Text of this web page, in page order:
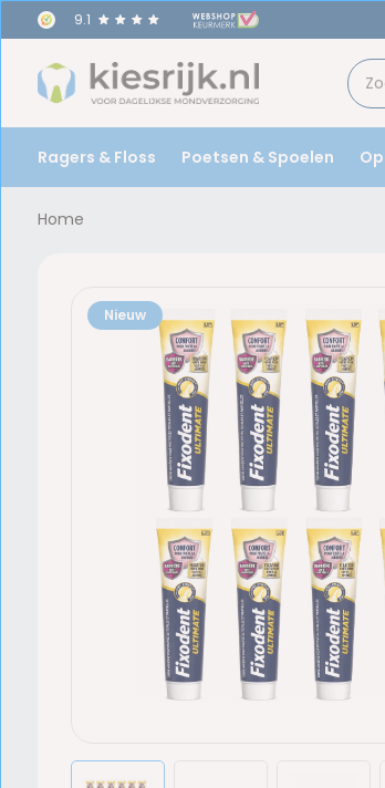
9.1
Ragers & Floss Poetsen & Spoelen
Home
Nieuw